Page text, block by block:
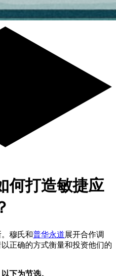
何打造敏捷应
穆氏和普华永道展开合作调
正确的方式衡量和投资他们的
下为节选。